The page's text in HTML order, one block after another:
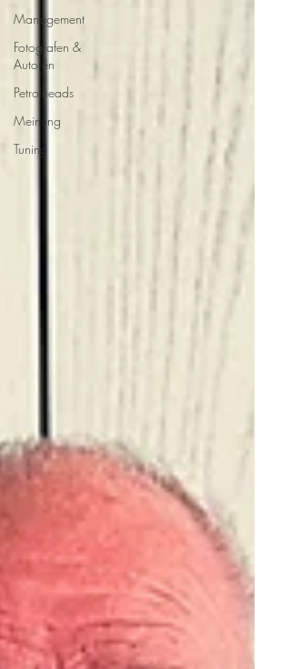
Management
Fotografen &
Autoren
Petrolheads
Meinung
Tuning